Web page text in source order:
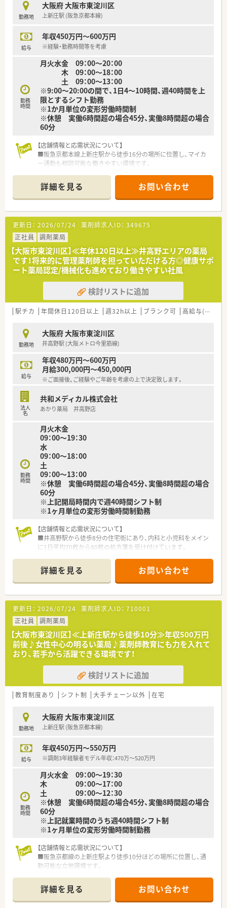
活用で薬剤師が業務に集中できる環境です。
■地域密着型の店舗展開を重視し、管理栄養士と連携した健康相
勤務地
大阪府 大阪市東淀川区
上新庄駅 (阪急京都本線)
給与
年収450万円～600万円
※経験・勤務時間等を考慮
勤務
時間
月火水金 09：00～20：00
木 09：00～18：00
土 09：00～13：00
※9:00～20:00の間で、1日4～10時間、週40時間を上
限とするシフト勤務
※1か月単位の変形労働時間制
※休憩 実働6時間超の場合45分、実働8時間超の場合
60分
【店舗情報と応需状況について】
■阪急京都本線上新庄駅から徒歩16分の場所に位置し、マイカ
ー通勤も相談可能な働きやすい環境です。
しており、落ち着いて業務に取り組めます。
■薬剤師は常勤1名とパート1名の少人数体制で運営しており、
アットホームな雰囲気の中で働けます。
【法人特徴について】
■大阪府内を中心に店舗展開を行い、将来的には上場を目指して
拡大を続けている成長中の企業です。
■代表自身が現役の薬剤師として現場に立っており、現場の状況
や従業員の気持ちを理解しています。
■調剤事業だけでなく自社製剤のインターネット販売なども手
掛け、多角的に健康をサポートしています。
【求人情報について】
■年収は経験や能力を考慮し、450万円から600万円の範囲で柔
軟に決定させていただきます。
提示も可能な実力主義の会社です。
■固定残業代が含まれる場合がありますが、実際の残業時間は少
なく、メリハリをつけて働けます。
詳細を見る お問い合わせ
更新日： 2026/07/24 薬剤師求人ID： 349675
正社員
調剤薬局
【大阪市東淀川区】≪年休120日以上≫井高野エリアの薬局
です！将来的に管理薬剤師を担っていただける方◎健康サポ
ート薬局認定/機械化も進めており働きやすい社風
検討リストに追加
駅チカ 年間休日120日以上 週32h以上 ブランク可 高給与(600万円以上)
勤務地
大阪府 大阪市東淀川区
井高野駅 (大阪メトロ今里筋線)
給与
年収480万円～600万円
月給300,000円～450,000円
※ご面接後、ご経験やご年齢を考慮の上で決定致します。
法人
名
共和メディカル株式会社
あかり薬局 井高野店
勤務
時間
月火木金
09：00～19：30
水
09：00～18：00
土
09：00～13：00
※休憩 実働6時間超の場合45分、実働8時間超の場合
60分
※上記開局時間内で週40時間シフト制
※1ヶ月単位の変形労働時間制勤務
【店舗情報と応需状況について】
■井高野駅から徒歩8分の住宅街にあり、内科と小児科をメイン
に1日平均70枚から80枚の処方箋を受け付けています。
受けており、地域住民の健康を支える役割を担っています。
■同じ組織内の管理栄養士や看護師と連携しており、多職種との
交流を通じて幅広い知見を得られる魅力的な環境です。
【募集背景と求める人物像について】
■さらなるサービス向上を目指した増員募集であり、将来的に管
理薬剤師として活躍したい意欲的な方を急募しています。
■経験者はもちろん、チャレンジ精神が豊富な方や、チーム医療
の一員として周囲と協力して動ける方を求めています。
■患者様に寄り添う姿勢を大切にでき、新しい設備や多角的な事
業展開に興味を持って取り組める方を歓迎いたします。
【法人特徴について】
■大阪を中心に11店舗を展開し、訪問看護や卸業など8つの事業
を柱に持つ経営基盤が極めて安定している企業です。
による業務効率化と安全性の向上を追求しています。
■海外事業としてタイやマレーシアにも薬局を展開するなど、国
内に留まらないグローバルな視野を持つ法人組織です。
【求人情報について】
■想定年収は480万円から600万円の間で、これまでのご経験や
■管理薬剤師候補であれば550万円から650万円の提示も可能
で、40代までの方であれば年収交渉も行えます。
■週32時間勤務の準社員制度も導入されており、ライフスタイ
ルに合わせた多様な働き方を選択できるのも特徴です。
詳細を見る お問い合わせ
更新日： 2026/07/24 薬剤師求人ID： 710001
正社員
調剤薬局
【大阪市東淀川区】≪上新庄駅から徒歩10分≫年収500万円
前後♪女性中心の明るい薬局♪薬剤師教育にも力を入れて
おり、若手から活躍できる環境です！
検討リストに追加
教育制度あり シフト制 大手チェーン以外 在宅
勤務地
大阪府 大阪市東淀川区
上新庄駅 (阪急京都本線)
給与
年収450万円～550万円
※調剤3年経験者モデル年収：470万～520万円
勤務
時間
月火水金 09：00～19：30
木 09：00～17：00
土 09：00～12：30
※休憩 実働6時間超の場合45分、実働8時間超の場合
60分
※上記就業時間のうち週40時間シフト制
※1ヶ月単位の変形労働時間制勤務
【店舗情報と応需状況について】
■阪急京都線の上新庄駅より徒歩10分ほどの場所に位置し、通
勤可能な立地環境です。
を幅広く応需しています。
■薬剤師は常勤3名とパート4名の体制で、事務員も5名在籍し協
力して業務を行っています。
詳細を見る お問い合わせ